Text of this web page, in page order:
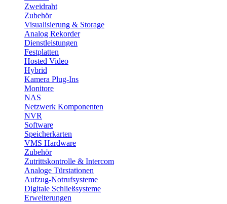
Zweidraht
Zubehör
Visualisierung & Storage
Analog Rekorder
Dienstleistungen
Festplatten
Hosted Video
Hybrid
Kamera Plug-Ins
Monitore
NAS
Netzwerk Komponenten
NVR
Software
Speicherkarten
VMS Hardware
Zubehör
Zutrittskontrolle & Intercom
Analoge Türstationen
Aufzug-Notrufsysteme
Digitale Schließsysteme
Erweiterungen